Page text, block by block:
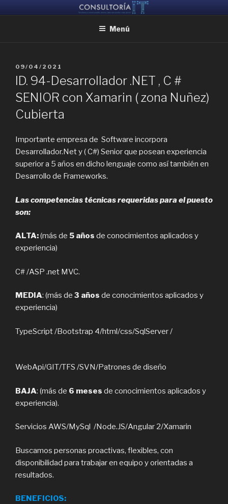
al
CONSULTORIA IT
Ayudamos a reunir grandes mentes, para que puedan crear juntas
Menú
PUBLICADO
EL
09/04/2021
ID. 94-Desarrollador .NET , C #
SENIOR con Xamarin ( zona Nuñez)
Cubierta
Importante empresa de Software incorpora
Desarrollador.Net y ( C#) Senior que posean experiencia
superior a 5 años en dicho lenguaje como así también en
Desarrollo de Frameworks.
Las competencias técnicas requeridas para el puesto
son:
ALTA:(más de 5 años de conocimientos aplicados y
experiencia)
C# /ASP .net MVC.
MEDIA: (más de 3 años de conocimientos aplicados y
experiencia)
TypeScript /Bootstrap 4/html/css/SqlServer /
WebApi/GIT/TFS /SVN/Patrones de diseño
BAJA: (más de 6 meses de conocimientos aplicados y
experiencia).
Servicios AWS/MySql /Node.JS/Angular 2/Xamarin
Buscamos personas proactivas, flexibles, con
disponibilidad para trabajar en equipo y orientadas a
resultados.
BENEFICIOS: